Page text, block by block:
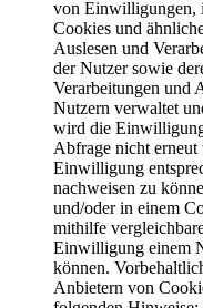
von Einwilligungen,
Cookies und
Auslesen und
der Nutzer sowie
Verarbeitungen und
Nutzern verwaltet
wird die
Abfrage nicht erneut
Einwilligung
nachweisen zu
und/oder in einem
mithilfe
Einwilligung einem
können.
Anbietern von